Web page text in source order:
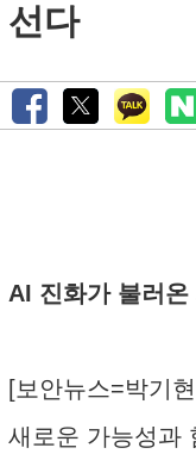
선다
AI 진화가 불러
[보안뉴스=박기
새로운 가능성과